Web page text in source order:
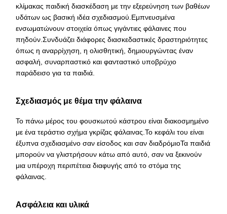
κλίμακας παιδική διασκέδαση με την εξερεύνηση των βαθέων
υδάτων ως βασική ιδέα σχεδιασμού.Εμπνευσμένα
ενσωματώνουν στοιχεία όπως γιγάντιες φάλαινες που
πηδούν.Συνδυάζει διάφορες διασκεδαστικές δραστηριότητες
όπως η αναρρίχηση, η ολισθητική, δημιουργώντας έναν
ασφαλή, συναρπαστικό και φανταστικό υποβρύχιο
παράδεισο για τα παιδιά.
Σχεδιασμός με θέμα την φάλαινα
Το πάνω μέρος του φουσκωτού κάστρου είναι διακοσμημένο
με ένα τεράστιο σχήμα γκρίζας φάλαινας.Το κεφάλι του είναι
έξυπνα σχεδιασμένο σαν είσοδος και σαν διαδρόμιοΤα παιδιά
μπορούν να γλιστρήσουν κάτω από αυτό, σαν να ξεκινούν
μια υπέροχη περιπέτεια διαφυγής από το στόμα της
φάλαινας.
Ασφάλεια και υλικά